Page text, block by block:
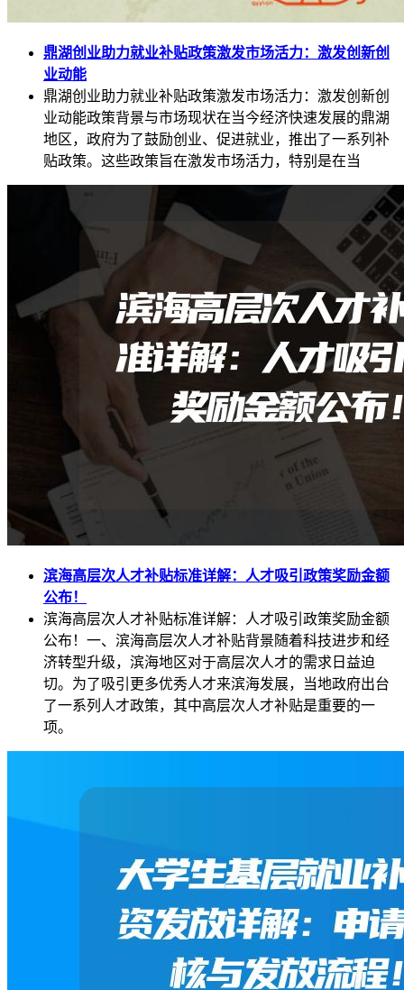
鼎湖创业助力就业补贴政策激发市场活力：激发创新创
业动能
鼎湖创业助力就业补贴政策激发市场活力：激发创新创
业动能政策背景与市场现状在当今经济快速发展的鼎湖
地区，政府为了鼓励创业、促进就业，推出了一系列补
贴政策。这些政策旨在激发市场活力，特别是在当
滨海高层次人才补贴标准详解：人才吸引政策奖励金额
公布！
滨海高层次人才补贴标准详解：人才吸引政策奖励金额
公布！一、滨海高层次人才补贴背景随着科技进步和经
济转型升级，滨海地区对于高层次人才的需求日益迫
切。为了吸引更多优秀人才来滨海发展，当地政府出台
了一系列人才政策，其中高层次人才补贴是重要的一
项。